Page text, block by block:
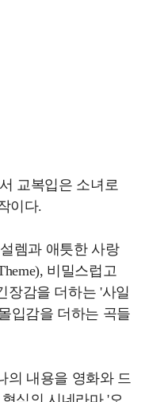
교복입은 소녀로
이다.
렘과 애틋한 사랑
비밀스럽고
장감을 더하는 '사일
입감을 더하는 곡들
의 내용을 영화와 드